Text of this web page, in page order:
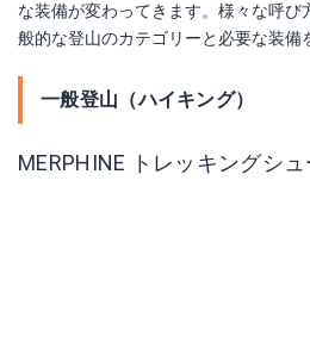
な装備が変わってきます。様々な呼び
般的な登山のカテゴリーと必要な装備
一般登山（ハイキング）
MERPHINE トレッキングシ